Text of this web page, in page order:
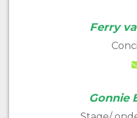
Ferry
Gonnie